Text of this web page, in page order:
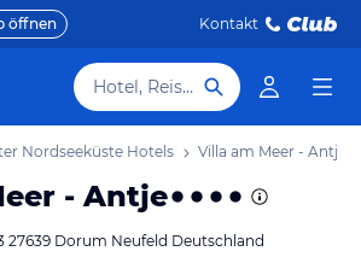
öffnen Kontakt
Hotel, Reiseziel
Nordseeküste Hotels Villa am Meer - Antje
- Antje
27639 Dorum Neufeld Deutschland